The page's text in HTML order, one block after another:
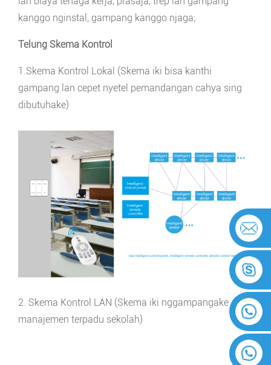
kanggo nginstal, gampang kanggo njaga;
Telung Skema Kontrol
1.Skema Kontrol Lokal (Skema iki bisa kanthi
gampang lan cepet nyetel pemandangan cahya sing
dibutuhake)
2. Skema Kontrol LAN (Skema iki nggampangake
manajemen terpadu sekolah)